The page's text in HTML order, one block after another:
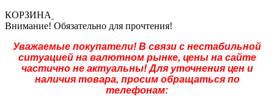
КОРЗИНА
Внимание! Обязательно для прочтения!
Уважаемые покупатели! В связи с нестабильной
ситуацией на валютном рынке, цены на сайте
частично не актуальны! Для уточнения цен и
наличия товара, просим обращаться по
телефонам: